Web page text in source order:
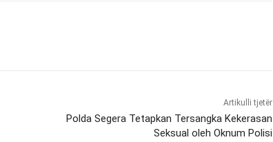
Artikulli tjetër
Polda Segera Tetapkan Tersangka Kekerasan
Seksual oleh Oknum Polisi